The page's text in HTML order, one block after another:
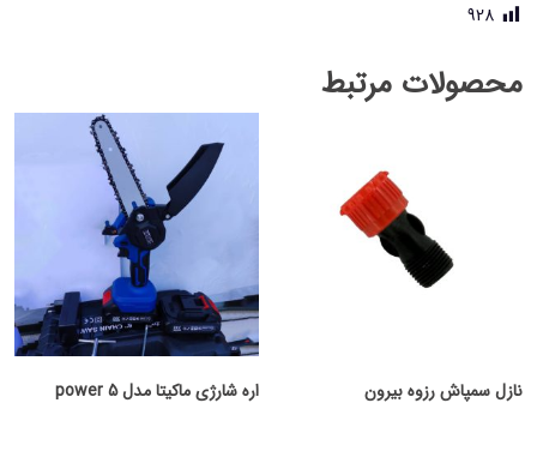
928
محصولات مرتبط
نازل سمپاش رزوه بیرون اره شارژی ماکیتا مدل power 5